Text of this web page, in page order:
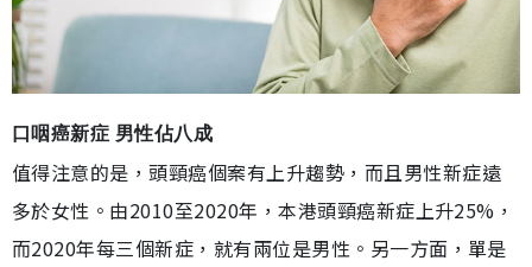
口咽癌新症 男性佔八成
值得注意的是，頭頸癌個案有上升趨勢，而且男性新症遠
多於女性。由2010至2020年，本港頭頸癌新症上升25%，
而2020年每三個新症，就有兩位是男性。另一方面，單是